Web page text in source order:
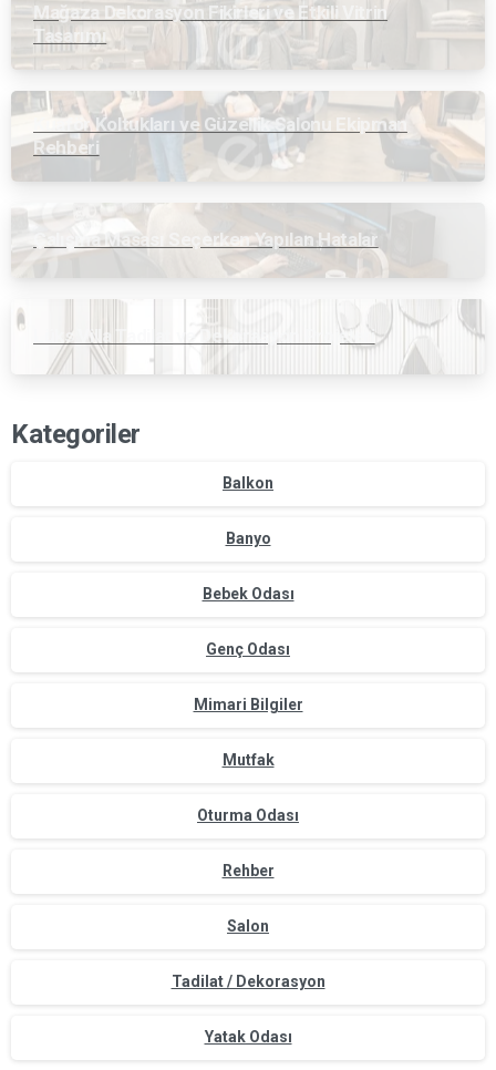
Mağaza Dekorasyon Fikirleri ve Etkili Vitrin
Tasarımı
Kuaför Koltukları ve Güzellik Salonu Ekipman
Rehberi
Çalışma Masası Seçerken Yapılan Hatalar
Lüks Villa Tadilat ve Dekorasyon Projeleri
Kategoriler
Balkon
Banyo
Bebek Odası
Genç Odası
Mimari Bilgiler
Mutfak
Oturma Odası
Rehber
Salon
Tadilat / Dekorasyon
Yatak Odası